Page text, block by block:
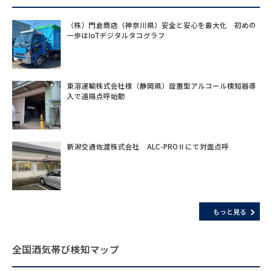
（株）門倉商店（神奈川県）安全と安心を最大化 初めの
一歩はIoTデジタルタコグラフ
東溶運輸株式会社様（静岡県）設置型アルコール検知器導
入で遠隔点呼始動
新潟交通佐渡株式会社 ALC-PROⅡにて対面点呼
もっと見る
全国酒気帯び検知マップ